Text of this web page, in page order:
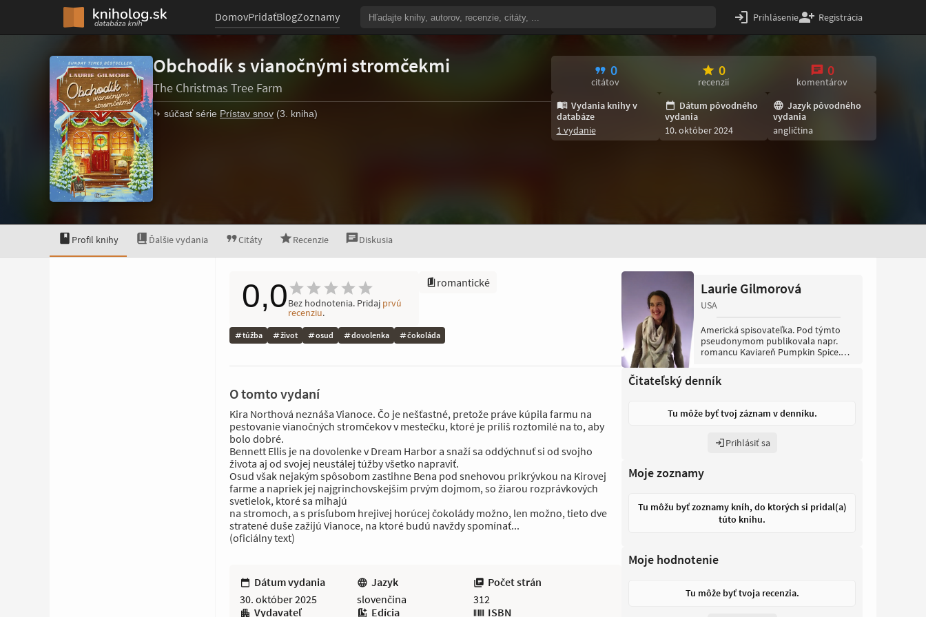
DomovPridaťBlogZoznamy Prihlásenie Registrácia
Obchodík s vianočnými stromčekmi
The Christmas Tree Farm
súčasť série Prístav snov (3. kniha)
0
citátov
0
recenzií
0
komentárov
Vydania knihy v
databáze
1 vydanie
Dátum pôvodného
vydania
10. október 2024
Jazyk pôvodného
vydania
angličtina
Profil knihy Ďalšie vydania Citáty Recenzie Diskusia
0,0Bez hodnotenia. Pridaj prvú
recenziu.
romantické
túžba život osud dovolenka čokoláda
O tomto vydaní
Kira Northová neznáša Vianoce. Čo je nešťastné, pretože práve kúpila farmu na
pestovanie vianočných stromčekov v mestečku, ktoré je príliš roztomilé na to, aby
bolo dobré.
Bennett Ellis je na dovolenke v Dream Harbor a snaží sa oddýchnuť si od svojho
života aj od svojej neustálej túžby všetko napraviť.
Osud však nejakým spôsobom zastihne Bena pod snehovou prikrývkou na Kirovej
farme a napriek jej najgrinchovskejším prvým dojmom, so žiarou rozprávkových
svetielok, ktoré sa mihajú
na stromoch, a s prísľubom hrejivej horúcej čokolády možno, len možno, tieto dve
stratené duše zažijú Vianoce, na ktoré budú navždy spomínať...
(oficiálny text)
Dátum vydania
30. október 2025
Jazyk
slovenčina
Počet strán
312
Vydavateľ
Edícia ISBN
Laurie Gilmorová
USA
Americká spisovateľka. Pod týmto
pseudonymom publikovala napr.
romancu Kaviareň Pumpkin Spice.
menom Melissa McTernanová.
Čitateľský denník
Tu môže byť tvoj záznam v denníku.
Prihlásiť sa
Moje zoznamy
Tu môžu byť zoznamy kníh, do ktorých si pridal(a)
túto knihu.
Moje hodnotenie
Tu môže byť tvoja recenzia.